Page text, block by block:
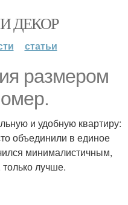
ДЕКОР
статьи
размером
и удобную квартиру:
объединили в единое
минималистичным,
лучше.